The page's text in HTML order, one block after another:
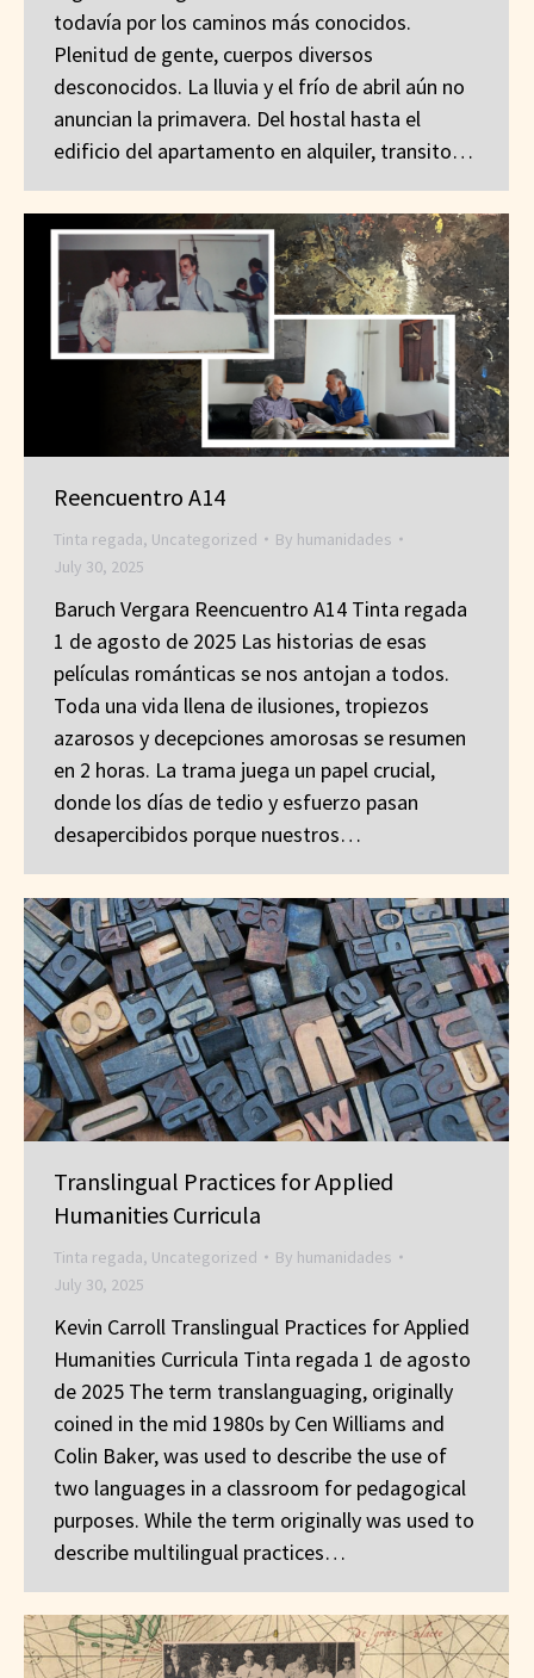
todavía por los caminos más conocidos.
Plenitud de gente, cuerpos diversos
desconocidos. La lluvia y el frío de abril aún no
anuncian la primavera. Del hostal hasta el
edificio del apartamento en alquiler, transito…
Reencuentro A14
Tinta regada, Uncategorized By humanidades
July 30, 2025
Baruch Vergara Reencuentro A14 Tinta regada
1 de agosto de 2025 Las historias de esas
películas románticas se nos antojan a todos.
Toda una vida llena de ilusiones, tropiezos
azarosos y decepciones amorosas se resumen
en 2 horas. La trama juega un papel crucial,
donde los días de tedio y esfuerzo pasan
desapercibidos porque nuestros…
Translingual Practices for Applied
Humanities Curricula
Tinta regada, Uncategorized By humanidades
July 30, 2025
Kevin Carroll Translingual Practices for Applied
Humanities Curricula Tinta regada 1 de agosto
de 2025 The term translanguaging, originally
coined in the mid 1980s by Cen Williams and
Colin Baker, was used to describe the use of
two languages in a classroom for pedagogical
purposes. While the term originally was used to
describe multilingual practices…